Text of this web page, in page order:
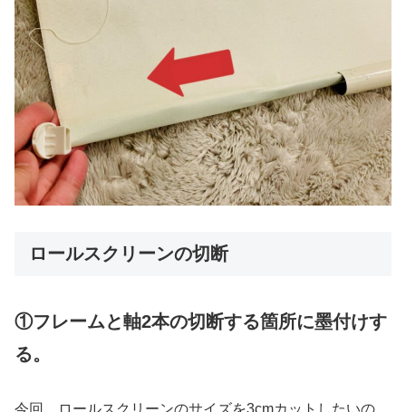
ロールスクリーンの切断
①フレームと軸2本の切断する箇所に墨付けす
る。
今回、ロールスクリーンのサイズを3cmカットしたいの